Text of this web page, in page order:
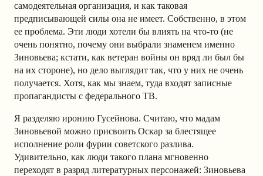
самодеятельная организация, и как таковая
предписывающей силы она не имеет. Собственно, в этом
ее проблема. Эти люди хотели бы влиять на что-то (не
очень понятно, почему они выбрали знаменем именно
Зиновьева; кстати, как ветеран войны он вряд ли был бы
на их стороне), но дело выглядит так, что у них не очень
получается. Хотя, как мы знаем, туда входят записные
пропагандисты с федерального ТВ.
Я разделяю иронию Гусейнова. Считаю, что мадам
Зиновьевой можно присвоить Оскар за блестящее
исполнение роли фурии советского разлива.
Удивительно, как люди такого плана мгновенно
переходят в разряд литературных персонажей: Зиновьева